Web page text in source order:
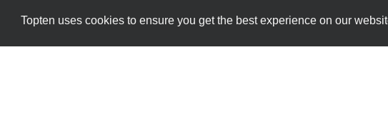
Topten uses cookies to ensure you get the best experience on our